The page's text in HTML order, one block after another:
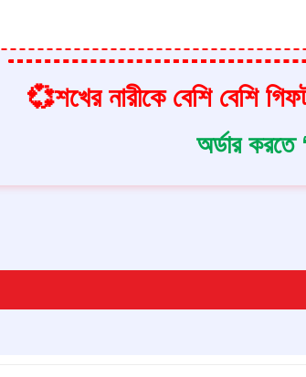
💞শখের নারীকে বেশি বেশি
অর্ডার